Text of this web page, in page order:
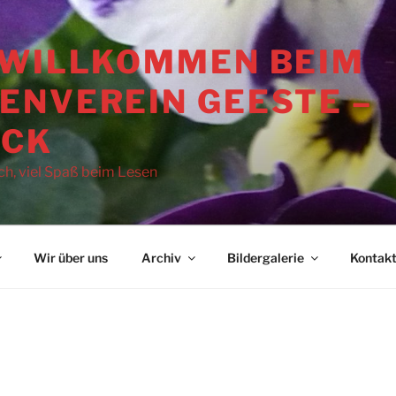
BEIM
GEESTE –
viel Spaß beim Lesen
Wir über uns Archiv Bildergalerie